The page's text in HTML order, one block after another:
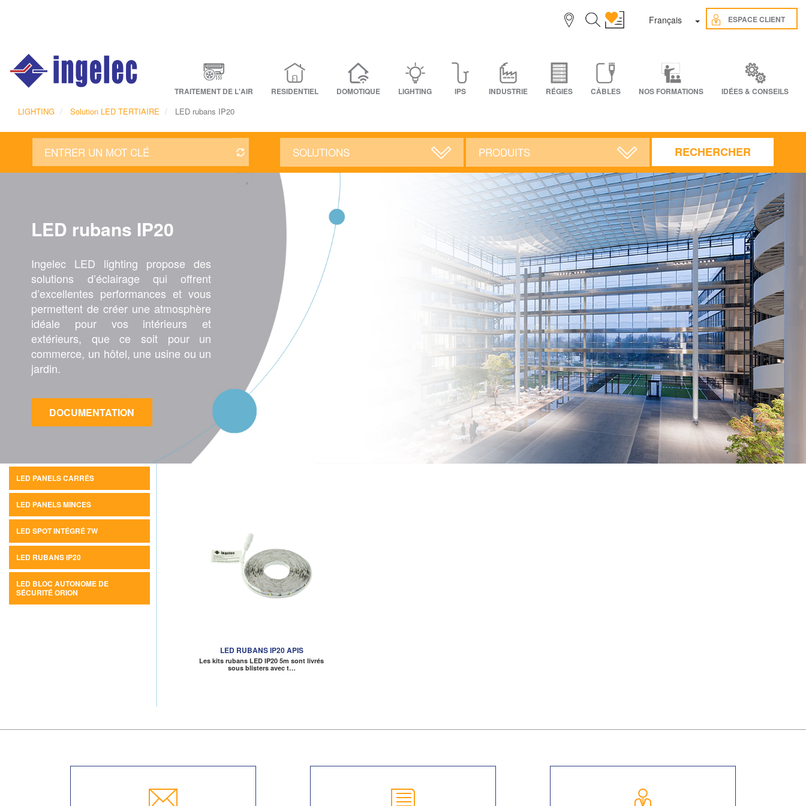
Français Toggle Dropdown
ESPACE CLIENT
TRAITEMENT DE L'AIR RESIDENTIEL DOMOTIQUE LIGHTING IPS INDUSTRIE RÉGIES CÂBLES NOS FORMATIONS IDÉES & CONSEILS
LIGHTING Solution LED TERTIAIRE LED rubans IP20
RECHERCHER
LED rubans IP20
Ingelec LED lighting propose des
solutions d’éclairage qui offrent
d’excellentes performances et vous
permettent de créer une atmosphère
idéale pour vos intérieurs et
extérieurs, que ce soit pour un
commerce, un hôtel, une usine ou un
jardin.
DOCUMENTATION
LED PANELS CARRÉS
LED PANELS MINCES
LED SPOT INTÉGRÉ 7W
LED RUBANS IP20
LED BLOC AUTONOME DE
SÉCURITÉ ORION
LED RUBANS IP20 APIS
Les kits rubans LED IP20 5m sont livrés
sous blisters avec t…